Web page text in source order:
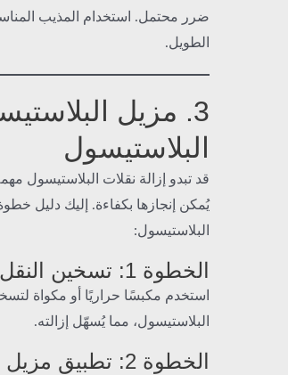
ضرر محتمل. استخدام المذيب
الطويل.
3. مزيل
البلاستيسول
قد تبدو إزالة نقلات البلاستيسول
يُمكن إنجازها بكفاءة. إليك دليل
البلاستيسول:
الخطوة 1: تسخين النقل
استخدم مكبسًا حراريًا أو مكواة
البلاستيسول، مما يُسهّل إزالته.
الخطوة 2: تطبيق مزيل البلاستيسول